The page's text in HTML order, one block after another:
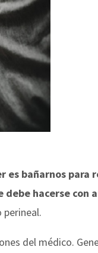
es bañarnos para
hacerse con
del médico.